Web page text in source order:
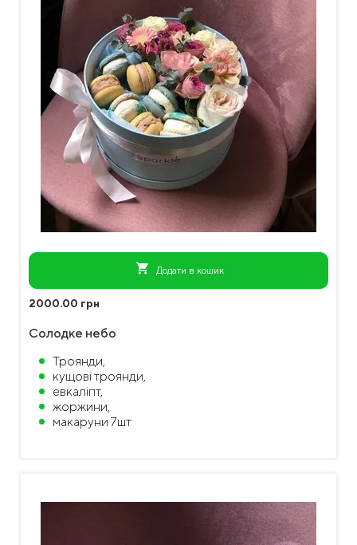
shopping_cart Додати в кошик
2000.00 грн
Солодке небо
Троянди,
кущові троянди,
евкаліпт,
жоржини,
макаруни 7шт